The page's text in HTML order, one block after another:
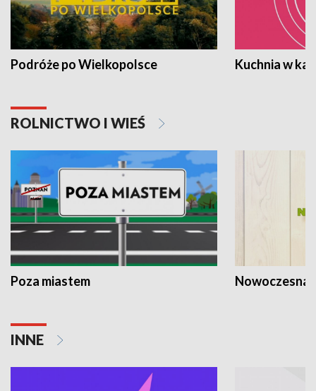
Podróże po Wielkopolsce Kuchnia w
ROLNICTWO I WIEŚ
Poza miastem Nowoczesna
INNE